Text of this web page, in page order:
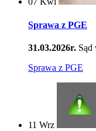
Sprawa z PGE
31.03.2026r. Sąd
Sprawa z PGE
11 Wrz